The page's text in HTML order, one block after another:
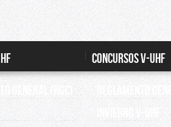
General (RGC)
CONCURSOS V-UHF
REGLAMENTO
INVIERNO V-UHF